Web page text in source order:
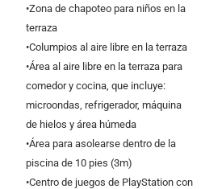
•Zona de chapoteo para niños en la
terraza
•Columpios al aire libre en la terraza
•Área al aire libre en la terraza para
comedor y cocina, que incluye:
microondas, refrigerador, máquina
de hielos y área húmeda
•Área para asolearse dentro de la
piscina de 10 pies (3m)
•Centro de juegos de PlayStation con